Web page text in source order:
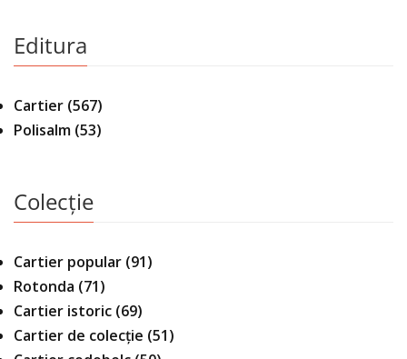
Editura
Cartier (567)
Polisalm (53)
Colecție
Cartier popular (91)
Rotonda (71)
Cartier istoric (69)
Cartier de colecție (51)